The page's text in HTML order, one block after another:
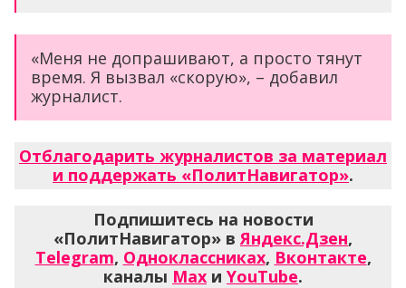
«Меня не допрашивают, а просто тянут
время. Я вызвал «скорую», – добавил
журналист.
Отблагодарить журналистов за материал
и поддержать «ПолитНавигатор».
Подпишитесь на новости
«ПолитНавигатор» вЯндекс.Дзен,
Telegram, Одноклассниках, Вконтакте,
каналы Max и YouTube.